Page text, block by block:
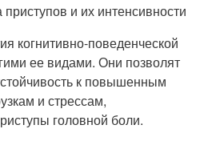
и их интенсивности
когнитивно-поведенческой
ее видами. Они позволят
к повышенным
и стрессам,
головной боли.